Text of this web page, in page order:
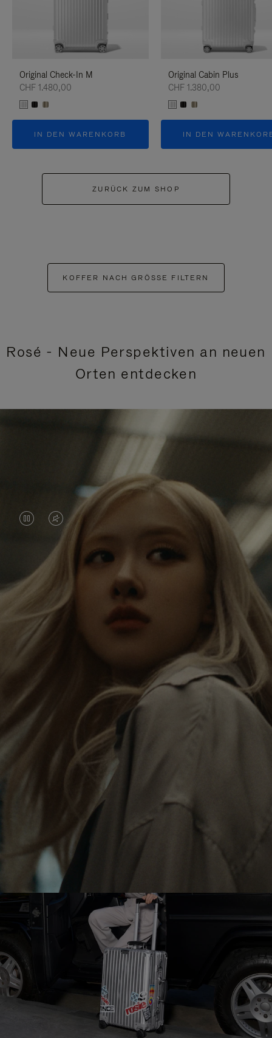
Original Check-In M
CHF 1.480,00
IN DEN WARENKORB
Original Cabin Plus
CHF 1.380,00
IN DEN
ZURÜCK ZUM SHOP
KOFFER NACH GRÖSSE FILTERN
Rosé - Neue Perspektiven an neuen
Orten entdecken
DAS
VIDEO
IST
ANGEHALTEN,
BITTE
DRÜCKEN
UM
ES
ABZUSPIELEN.
VIDEO
IST
STUMMGESCHALTET,
BITTE
KLICKEN
AUFHEBEN
DER
STUMMSCHALTUNG
Rosé erkundet die Welt non-stop, und mit jeder
Reise erhält sie neue Perspektiven, die einen
bleibenden Eindruck bei ihr hinterlassen. Mit jedem
neuen Ziel entdeckt sie die Welt und sich selber auf
Ihr RIMOWA Classic Cabin ist eine Erinnerung an
alle Geschichten, die sie gesammelt hat – jeder
Sticker, Kratzer und jede Delle ist ein Symbol für
ihren Weg.